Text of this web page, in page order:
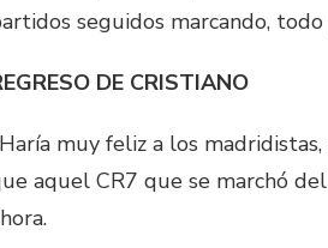
seguidos marcando,
DE CRISTIANO
muy feliz a los
aquel CR7 que se marchó